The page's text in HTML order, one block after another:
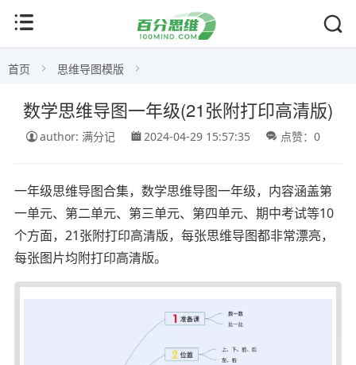
首页 思维导图模版
数学思维导图一年级(21张附打印高清版)
author: 满分记 2024-04-29 15:57:35 点赞：0
一年级思维导图合集，数学思维导图一年级，内容涵盖第
一单元、第二单元、第三单元、第四单元、期中考试等10
个方面，21张附打印高清版，每张思维导图都非常漂亮，
每张图片均附打印高清版。